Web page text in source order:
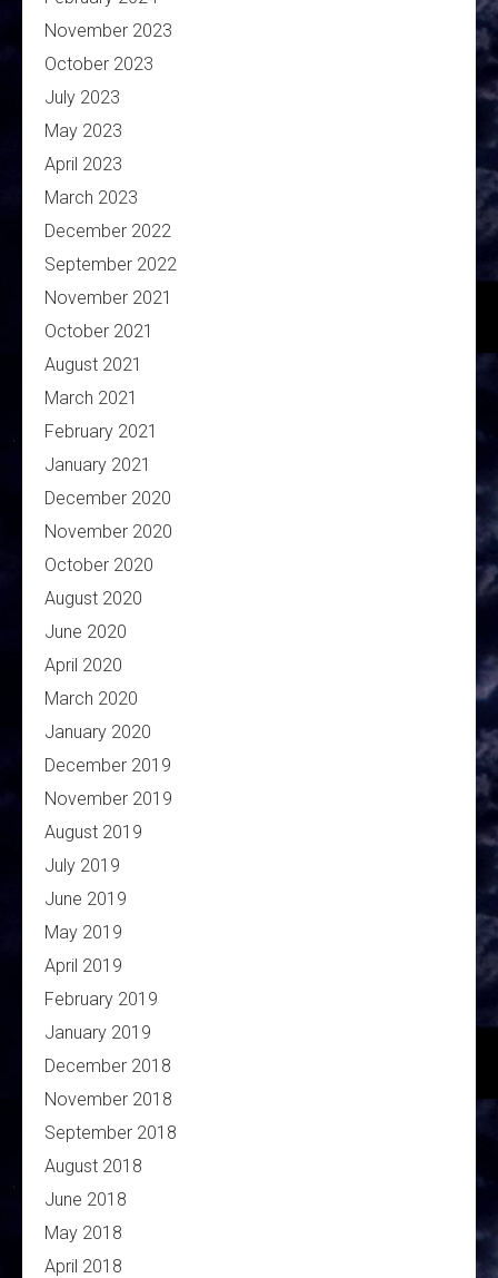
November 2023
October 2023
July 2023
May 2023
April 2023
March 2023
December 2022
September 2022
November 2021
October 2021
August 2021
March 2021
February 2021
January 2021
December 2020
November 2020
October 2020
August 2020
June 2020
April 2020
March 2020
January 2020
December 2019
November 2019
August 2019
July 2019
June 2019
May 2019
April 2019
February 2019
January 2019
December 2018
November 2018
September 2018
August 2018
June 2018
May 2018
April 2018